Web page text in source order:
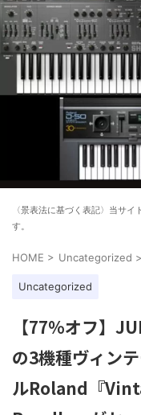
〈景表法に基づく表記〉当サ
す。
HOME > Uncategorized >
Uncategorized
【77%オフ】
の3機種ヴィン
ルRoland『